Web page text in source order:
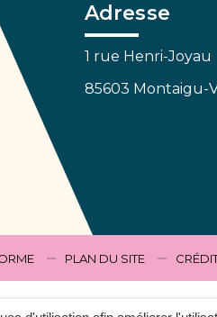
Adresse
1 rue Henri-Joyau
85603 Montaigu-
PLAN DU SITE